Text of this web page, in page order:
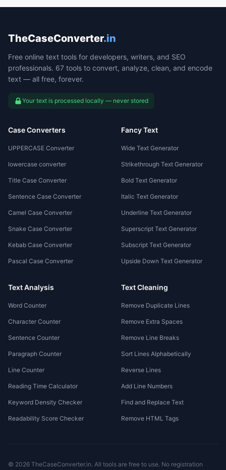
TheCaseConverter.in
Free online text tools for developers, writers, and SEO
professionals. 67 tools to convert, analyze, clean, and encode
text — all free, forever.
Your text is processed locally — never stored
Case Converters
UPPERCASE Converter
lowercase converter
Title Case Converter
Sentence Case Converter
Camel Case Converter
Snake Case Converter
Kebab Case Converter
Pascal Case Converter
Fancy Text
Wide Text Generator
Strikethrough Text Generator
Bold Text Generator
Italic Text Generator
Underline Text Generator
Superscript Text Generator
Subscript Text Generator
Upside Down Text Generator
Text Analysis
Word Counter
Character Counter
Sentence Counter
Paragraph Counter
Line Counter
Reading Time Calculator
Keyword Density Checker
Readability Score Checker
Text Cleaning
Remove Duplicate Lines
Remove Extra Spaces
Remove Line Breaks
Sort Lines Alphabetically
Reverse Lines
Add Line Numbers
Find and Replace Text
Remove HTML Tags
© 2026 TheCaseConverter.in. All tools are free to use. No registration